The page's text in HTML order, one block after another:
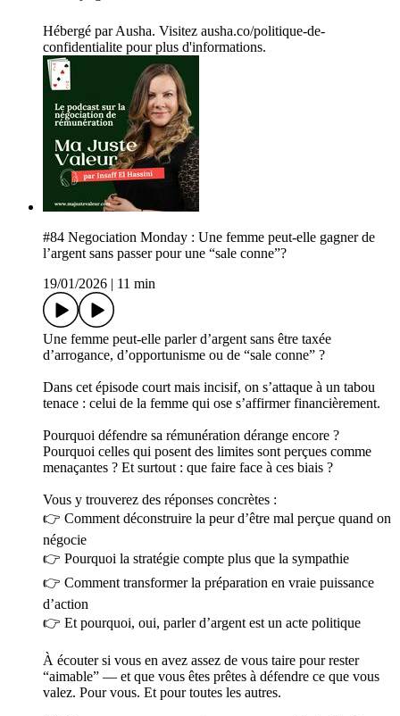
Hébergé par Ausha. Visitez ausha.co/politique-de-
confidentialite pour plus d'informations.
#84 Negociation Monday : Une femme peut-elle gagner de
l’argent sans passer pour une “sale conne”?
19/01/2026
11 min
Une femme peut-elle parler d’argent sans être taxée
d’arrogance, d’opportunisme ou de “sale conne” ?
Dans cet épisode court mais incisif, on s’attaque à un tabou
tenace : celui de la femme qui ose s’affirmer financièrement.
Pourquoi défendre sa rémunération dérange encore ?
Pourquoi celles qui posent des limites sont perçues comme
menaçantes ? Et surtout : que faire face à ces biais ?
Vous y trouverez des réponses concrètes :
👉 Comment déconstruire la peur d’être mal perçue quand on
négocie
👉 Pourquoi la stratégie compte plus que la sympathie
👉 Comment transformer la préparation en vraie puissance
d’action
👉 Et pourquoi, oui, parler d’argent est un acte politique
À écouter si vous en avez assez de vous taire pour rester
“aimable” — et que vous êtes prêtes à défendre ce que vous
valez. Pour vous. Et pour toutes les autres.